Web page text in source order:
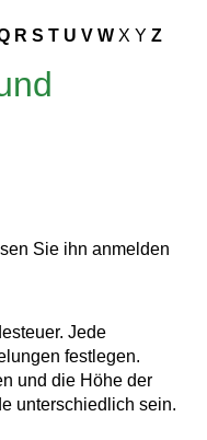
R S T U V W X Y Z
Sie ihn anmelden
Jede
festlegen.
und die Höhe der
unterschiedlich sein.